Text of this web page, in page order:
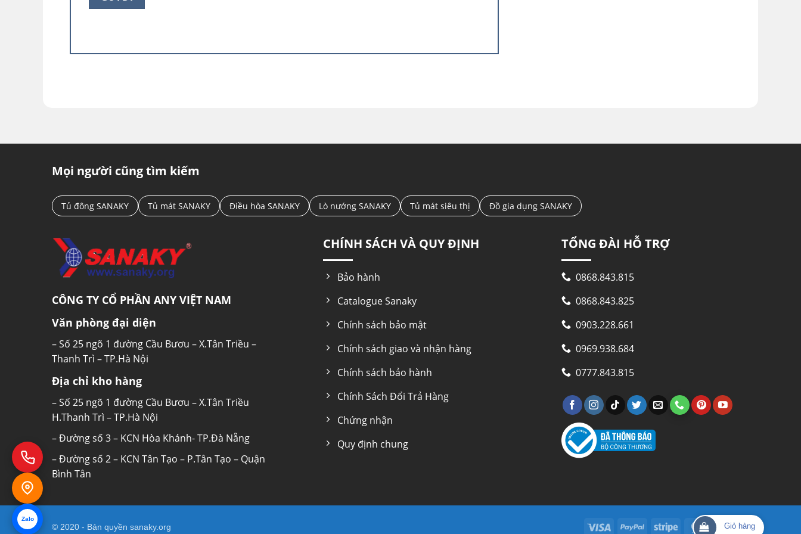
ko gây sát thương cho người xung quanh.
Hiệu ứng ánh sáng của Kính cường lực luôn nổi tiếng là tốt nhất trong tất cả các loại kính
Tiết kiệm điện năng: Ưu điểm quan trọng nhất của tủ đông Sanaky VH-1399HY4K Inverter
tiết kiệm điện, đặc biệt trong bối cảnh giá điện sinh hoạt tăng cao. Ở điều kiện thông
thường, tủ đông inverter có thể giúp giảm tới 50% lượng điện năng tiêu thụ so với tủ đông
Mọi người cũng tìm kiếm
Tủ đông SANAKY Tủ mát SANAKY Điều hòa SANAKY Lò nướng SANAKY Tủ mát siêu thị Đồ gia dụng SANAKY
CÔNG TY CỔ PHẦN ANY VIỆT NAM
Văn phòng đại diện
– Số 25 ngõ 1 đường Cầu Bươu – X.Tân Triều –
Thanh Trì – TP.Hà Nội
Địa chỉ kho hàng
– Số 25 ngõ 1 đường Cầu Bươu – X.Tân Triều
H.Thanh Trì – TP.Hà Nội
– Đường số 3 – KCN Hòa Khánh- TP.Đà Nẵng
– Đường số 2 – KCN Tân Tạo – P.Tân Tạo – Quận
Bình Tân
CHÍNH SÁCH VÀ QUY ĐỊNH
Bảo hành
Catalogue Sanaky
Chính sách bảo mật
Chính sách giao và nhận hàng
Chính sách bảo hành
Chính Sách Đổi Trả Hàng
Chứng nhận
Quy định chung
TỔNG ĐÀI HỖ TRỢ
0868.843.815
0868.843.825
0903.228.661
0969.938.684
0777.843.815
Visa PayPal Stripe MasterCard
Cash
© 2020 - Bản quyền sanaky.org Giỏ hàng
Zalo